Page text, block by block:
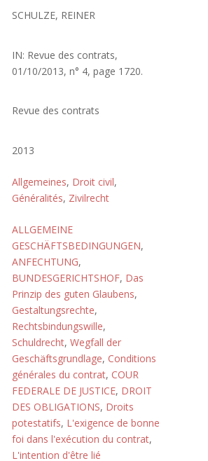
SCHULZE, REINER
IN: Revue des contrats,
01/10/2013, n° 4, page 1720.
Revue des contrats
2013
Allgemeines, Droit civil,
Généralités, Zivilrecht
ALLGEMEINE
GESCHÄFTSBEDINGUNGEN,
ANFECHTUNG,
BUNDESGERICHTSHOF, Das
Prinzip des guten Glaubens,
Gestaltungsrechte,
Rechtsbindungswille,
Schuldrecht, Wegfall der
Geschäftsgrundlage, Conditions
générales du contrat, COUR
FEDERALE DE JUSTICE, DROIT
DES OBLIGATIONS, Droits
potestatifs, L'exigence de bonne
foi dans l'exécution du contrat,
L'intention d'être lié